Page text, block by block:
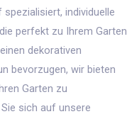
individuelle
perfekt zu Ihrem Garten
dekorativen
bevorzugen, wir bieten
Garten zu
sich auf unsere